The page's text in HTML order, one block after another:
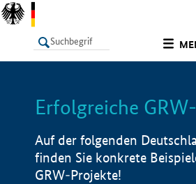
LISTE
Erfolgreiche
Auf der folgenden
finden Sie konkrete
GRW-Projekte!